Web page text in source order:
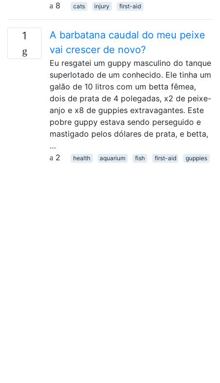
8
cats injury first-aid
1
A barbatana caudal do meu peixe
vai crescer de novo?
Eu resgatei um guppy masculino do tanque
superlotado de um conhecido. Ele tinha um
galão de 10 litros com um betta fêmea,
dois de prata de 4 polegadas, x2 de peixe-
anjo e x8 de guppies extravagantes. Este
pobre guppy estava sendo perseguido e
mastigado pelos dólares de prata, e betta,
…
2
health aquarium fish first-aid guppies